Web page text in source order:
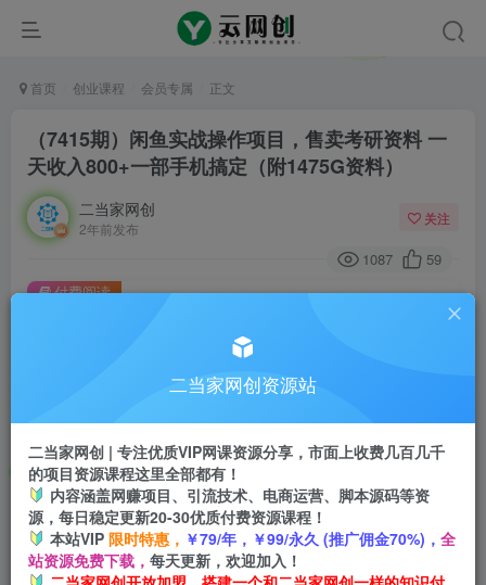
首页 创业课程 会员专属 正文
（7415期）闲鱼实战操作项目，售卖考研资料 一
天收入800+一部手机搞定（附1475G资料）
二当家网创
2年前发布
关注
1087 59
此内容为付费阅读，请付费后查看
会员专属资源
会员免费
开通会员
付费阅读
二当家网创资源站
二当家网创 | 专注优质VIP网课资源分享，市面上收费几百几千
的项目资源课程这里全部都有！
内容涵盖网赚项目、引流技术、电商运营、脚本源码等资
源，每日稳定更新20-30优质付费资源课程！
本站VIP 限时特惠， ￥79/年，￥99/永久 (推广佣金70%)， 全
站资源免费下载， 每天更新，欢迎加入！